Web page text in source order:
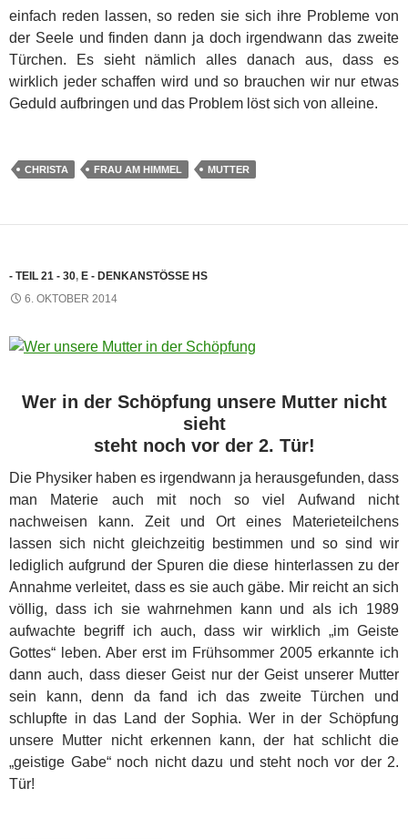
einfach reden lassen, so reden sie sich ihre Probleme von
der Seele und finden dann ja doch irgendwann das zweite
Türchen. Es sieht nämlich alles danach aus, dass es
wirklich jeder schaffen wird und so brauchen wir nur etwas
Geduld aufbringen und das Problem löst sich von alleine.
CHRISTA FRAU AM HIMMEL MUTTER
- TEIL 21 - 30, E - DENKANSTÖSSE HS
6. OKTOBER 2014
Wer in der Schöpfung unsere Mutter nicht
sieht
steht noch vor der 2. Tür!
Die Physiker haben es irgendwann ja herausgefunden, dass
man Materie auch mit noch so viel Aufwand nicht
nachweisen kann. Zeit und Ort eines Materieteilchens
lassen sich nicht gleichzeitig bestimmen und so sind wir
lediglich aufgrund der Spuren die diese hinterlassen zu der
Annahme verleitet, dass es sie auch gäbe. Mir reicht an sich
völlig, dass ich sie wahrnehmen kann und als ich 1989
aufwachte begriff ich auch, dass wir wirklich „im Geiste
Gottes“ leben. Aber erst im Frühsommer 2005 erkannte ich
dann auch, dass dieser Geist nur der Geist unserer Mutter
sein kann, denn da fand ich das zweite Türchen und
schlupfte in das Land der Sophia. Wer in der Schöpfung
unsere Mutter nicht erkennen kann, der hat schlicht die
„geistige Gabe“ noch nicht dazu und steht noch vor der 2.
Tür!